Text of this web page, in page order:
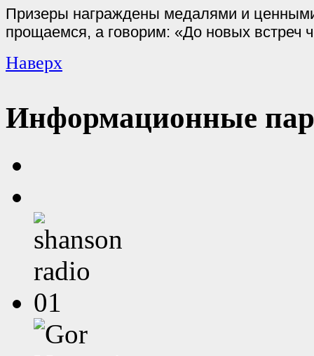
Призеры награждены медалями и
прощаемся, а говорим: «До новых встреч
Наверх
Информационные